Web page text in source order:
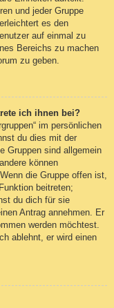
und jeder Gruppe
es den
auf einmal zu
Bereichs zu machen
zu geben.
ich ihnen bei?
im persönlichen
du dies mit der
Gruppen sind allgemein
können
die Gruppe offen ist,
beitreten;
du dich für sie
Antrag annehmen. Er
werden möchtest.
ablehnt, er wird einen